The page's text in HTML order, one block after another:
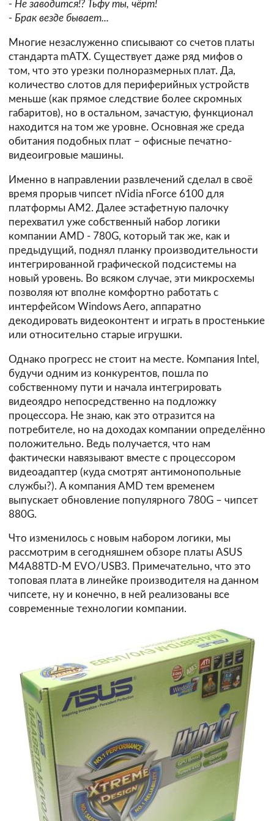
- Не заводится!? Тьфу ты, чёрт!
- Брак везде бывает...
Многие незаслуженно списывают со счетов платы
стандарта mATX. Существует даже ряд мифов о
том, что это урезки полноразмерных плат. Да,
количество слотов для периферийных устройств
меньше (как прямое следствие более скромных
габаритов), но в остальном, зачастую, функционал
находится на том же уровне. Основная же среда
обитания подобных плат – офисные печатно-
видеоигровые машины.
Именно в направлении развлечений сделал в своё
время прорыв чипсет nVidia nForce 6100 для
платформы AM2. Далее эстафетную палочку
перехватил уже собственный набор логики
компании AMD - 780G, который так же, как и
предыдущий, поднял планку производительности
интегрированной графической подсистемы на
новый уровень. Во всяком случае, эти микросхемы
позволяя ют вполне комфортно работать с
интерфейсом Windows Aero, аппаратно
декодировать видеоконтент и играть в простенькие
или относительно старые игрушки.
Однако прогресс не стоит на месте. Компания Intel,
будучи одним из конкурентов, пошла по
собственному пути и начала интегрировать
видеоядро непосредственно на подложку
процессора. Не знаю, как это отразится на
потребителе, но на доходах компании определённо
положительно. Ведь получается, что нам
фактически навязывают вместе с процессором
видеоадаптер (куда смотрят антимонопольные
службы?). А компания AMD тем временем
выпускает обновление популярного 780G – чипсет
880G.
Что изменилось с новым набором логики, мы
рассмотрим в сегодняшнем обзоре платы ASUS
M4A88TD-M EVO/USB3. Примечательно, что это
топовая плата в линейке производителя на данном
чипсете, ну и конечно, в ней реализованы все
современные технологии компании.